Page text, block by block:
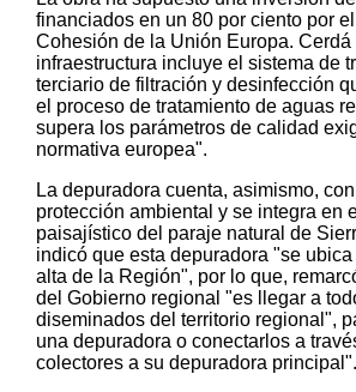
financiados en un 80 por ciento por
Cohesión de la Unión Europa.
infraestructura incluye el sistema de
terciario de filtración y desinfección
el proceso de tratamiento de aguas
supera los parámetros de calidad
normativa europea".
La depuradora cuenta, asimismo,
protección ambiental y se integra en
paisajístico del paraje natural de
indicó que esta depuradora "se
alta de la Región", por lo que,
del Gobierno regional "es llegar a
diseminados del territorio regional",
una depuradora o conectarlos a
colectores a su depuradora principal".